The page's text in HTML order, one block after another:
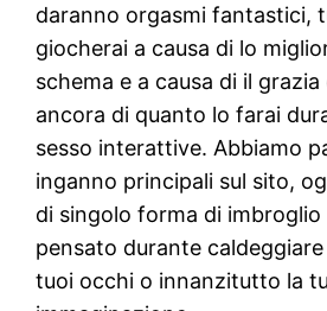
daranno orgasmi fantastici,
giocherai a causa di lo
schema e a causa di il
ancora di quanto lo farai
sesso interattive. Abbiamo
inganno principali sul sito,
di singolo forma di
pensato durante
tuoi occhi o innanzitutto la